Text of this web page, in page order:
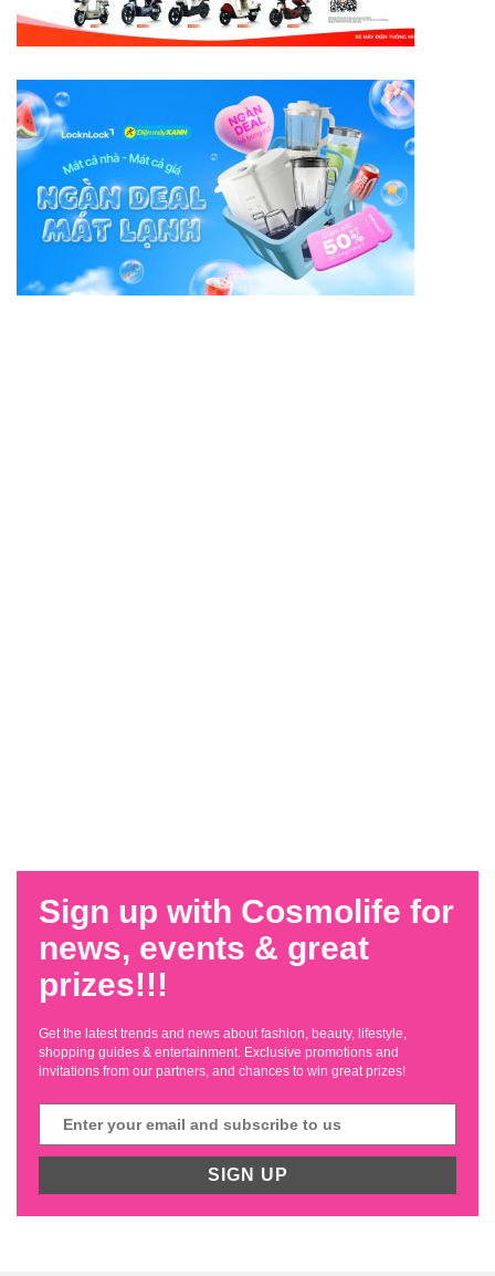
Sign up with Cosmolife for
news, events & great
prizes!!!
Get the latest trends and news about fashion, beauty, lifestyle,
shopping guides & entertainment. Exclusive promotions and
invitations from our partners, and chances to win great prizes!
SIGN UP